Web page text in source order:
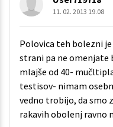
11. 02. 2013 19.08
Polovica teh bolezni
strani pa ne omenjate
mlajše od 40-
testisov- nimam
vedno trobijo, da smo
rakavih obolenj ravno